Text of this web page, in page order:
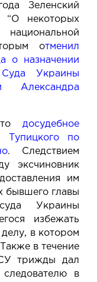
Зеленский
некоторых
отменил
о назначении
Суда Украины
Александра
досудебное
Тупицкого по
. Следствием
эксчиновник
им
бывшего главы
Украины
избежать
делу, в котором
в течение
трижды дал
в